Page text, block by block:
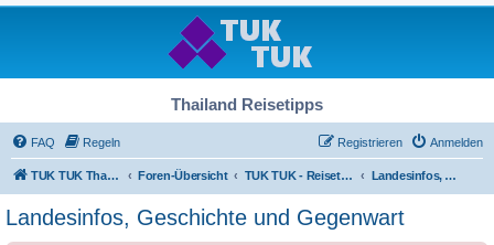
Thailand Reisetipps
FAQ Regeln Anmelden
Registrieren
TUK TUK Thailand Reisetipps Foren-Übersicht TUK TUK - Reisetipps und Landesinformationen Landesinfos, Geschichte und Gegenwart
Landesinfos, Geschichte und Gegenwart